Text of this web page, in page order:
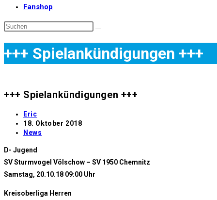
Fanshop
+++ Spielankündigungen +++
+++ Spielankündigungen +++
Beitrags-
Autor:
Eric
Beitrag
veröffentlicht:
18. Oktober 2018
Beitrags-
News
D- Jugend
SV Sturmvogel Völschow – SV 1950 Chemnitz
Samstag, 20.10.18 09:00 Uhr
Kreisoberliga Herren